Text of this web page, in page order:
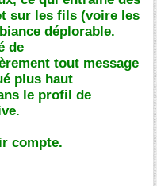
sur les fils (voire les
déplorable.
de
tout message
plus haut
le profil de
compte.